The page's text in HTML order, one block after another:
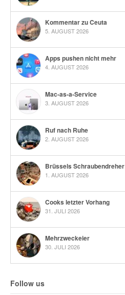
Kommentar zu Ceuta
5. AUGUST 2026
Apps pushen nicht mehr
4. AUGUST 2026
Mac-as-a-Service
3. AUGUST 2026
Ruf nach Ruhe
2. AUGUST 2026
Brüssels Schraubendreher
1. AUGUST 2026
Cooks letzter Vorhang
31. JULI 2026
Mehrzweckeier
30. JULI 2026
Follow us